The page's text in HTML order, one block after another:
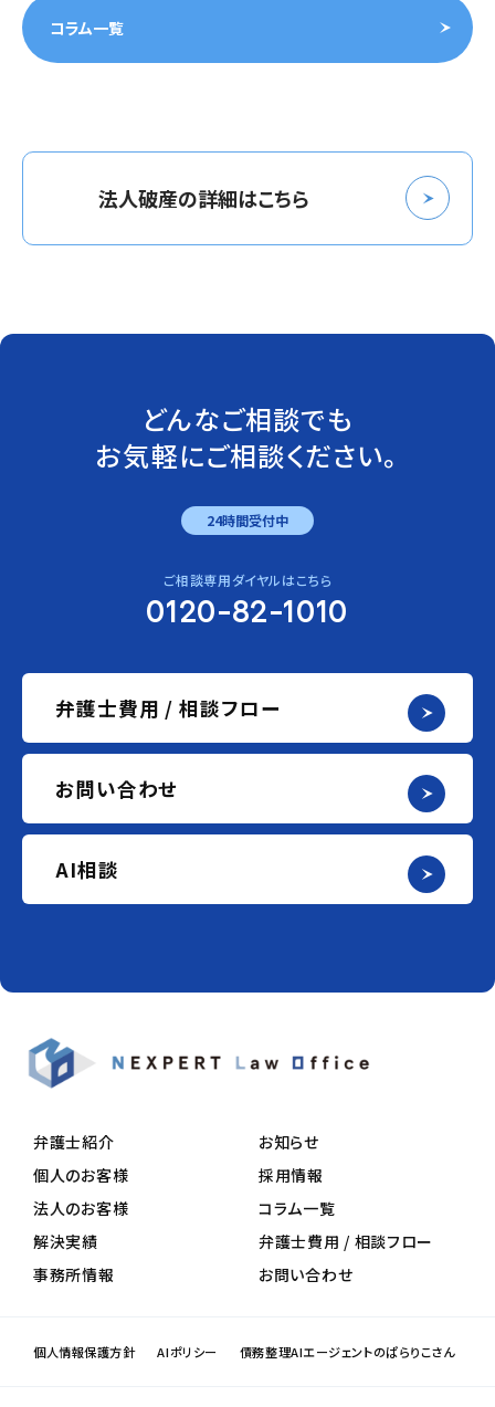
コラム一覧
法人破産の詳細はこちら
どんなご相談でも
お気軽にご相談ください。
24時間受付中
ご相談専用ダイヤルはこちら
0120-82-1010
弁護士費用 / 相談フロー
お問い合わせ
AI相談
弁護士紹介
個人のお客様
法人のお客様
解決実績
事務所情報
お知らせ
採用情報
コラム一覧
弁護士費用 / 相談フロー
お問い合わせ
個人情報保護方針 AIポリシー 債務整理AIエージェントのぱらりこさん